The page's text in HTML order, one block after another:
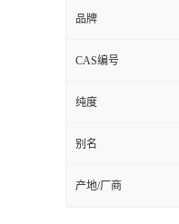
品牌
CAS编号
纯度
别名
产地/厂商